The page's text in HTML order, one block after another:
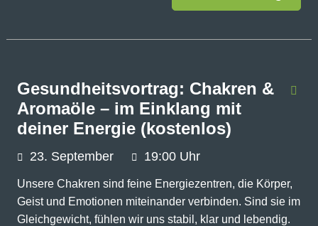
Gesundheitsvortrag: Chakren &
Aromaöle – im Einklang mit
deiner Energie (kostenlos)
23. September 19:00 Uhr
Unsere Chakren sind feine Energiezentren, die Körper,
Geist und Emotionen miteinander verbinden. Sind sie im
Gleichgewicht, fühlen wir uns stabil, klar und lebendig.